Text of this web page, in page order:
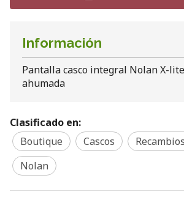
Información
Pantalla casco integral Nolan X-
ahumada
Clasificado en:
Boutique
Cascos
Nolan